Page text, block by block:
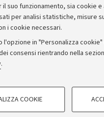
suo funzionamento, sia
per analisi statistiche, misure
i cookie necessari.
in "Personalizza
consensi rientrando nella
.
COOKIE